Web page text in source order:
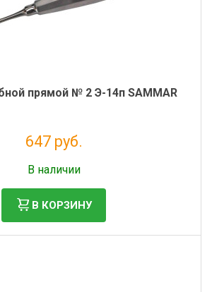
прямой № 2 Э-14п SAMMAR
647 руб.
В наличии
В КОРЗИНУ